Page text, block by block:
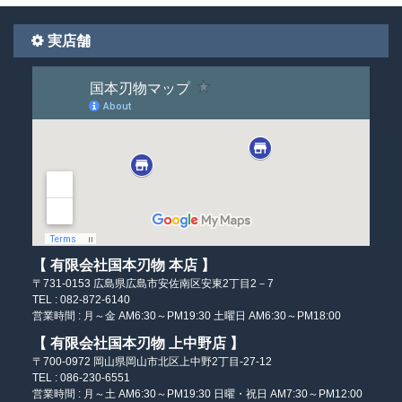
実店舗
【 有限会社国本刃物 本店 】
〒731-0153 広島県広島市安佐南区安東2丁目2－7
TEL : 082-872-6140
営業時間 : 月～金 AM6:30～PM19:30 土曜日 AM6:30～PM18:00
【 有限会社国本刃物 上中野店 】
〒700-0972 岡山県岡山市北区上中野2丁目-27-12
TEL : 086-230-6551
営業時間 : 月～土 AM6:30～PM19:30 日曜・祝日 AM7:30～PM12:00